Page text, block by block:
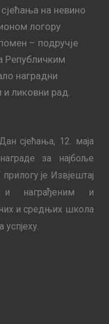
на невино
логору
– подручје
Републичким
наградни
ликовни рад.
сјећања, 12. маја
за најбоље
је Извјештај
и награђеним и
и средњих школа